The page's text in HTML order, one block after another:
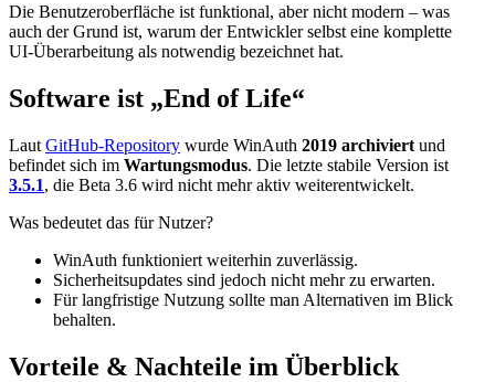
Die Benutzeroberfläche ist funktional, aber nicht modern – was
auch der Grund ist, warum der Entwickler selbst eine komplette
UI‑Überarbeitung als notwendig bezeichnet hat.
Software ist „End of Life“
Laut GitHub‑Repository wurde WinAuth 2019 archiviert und
befindet sich im Wartungsmodus. Die letzte stabile Version ist
3.5.1, die Beta 3.6 wird nicht mehr aktiv weiterentwickelt.
Was bedeutet das für Nutzer?
WinAuth funktioniert weiterhin zuverlässig.
Sicherheitsupdates sind jedoch nicht mehr zu erwarten.
Für langfristige Nutzung sollte man Alternativen im Blick
behalten.
Vorteile & Nachteile im Überblick